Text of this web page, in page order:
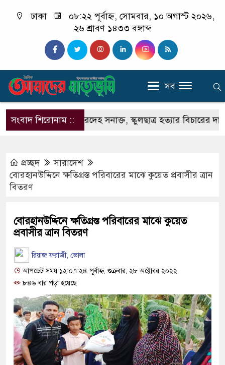
ঢাকা
০৮:২২ পূর্বাহ্ন, সোমবার, ১০ অগাস্ট ২০২৬,
২৬ শ্রাবণ ১৪৩৩ বঙ্গাব্দ
সব
সংবাদ শিরোনাম ::
বস্তাবন্দি মরদেহ সনাক্ত, স্কুলছাত্র হত্যার বিচারের দাবিতে
প্রচ্ছদ
সারাদেশ
বোরহানউদ্দিনে ক্ষতিগ্রস্ত পরিবারের মাঝে কুয়েত প্রবাসীর ত্রান
বিতরণ
বোরহানউদ্দিনে ক্ষতিগ্রস্ত পরিবারের মাঝে কুয়েত
প্রবাসীর ত্রান বিতরণ
রিয়াজ ফরাজী, ভোলা
আপডেট সময় ১২:০৭:২৪ পূর্বাহ্ন, শুক্রবার, ২৮ অক্টোবর ২০২২
৮৪৬ বার পড়া হয়েছে